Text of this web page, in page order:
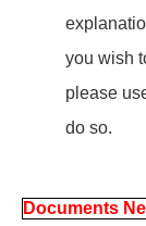
you wish
please
do so.
Documents